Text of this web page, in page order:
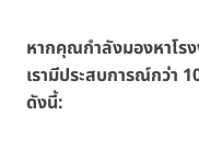
หากคุณกำลังมองหาโร
เรามีประสบการณ์กว่า
ดังนี้: